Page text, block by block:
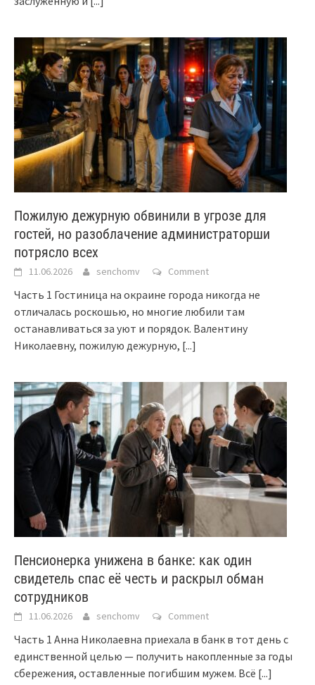
Пожилую дежурную обвинили в угрозе для
гостей, но разоблачение администраторши
потрясло всех
11.06.2026 senchomv Comment
Часть 1 Гостиница на окраине города никогда не
отличалась роскошью, но многие любили там
останавливаться за уют и порядок. Валентину
Николаевну, пожилую дежурную, [...]
Пенсионерка унижена в банке: как один
свидетель спас её честь и раскрыл обман
сотрудников
11.06.2026 senchomv Comment
Часть 1 Анна Николаевна приехала в банк в тот день с
единственной целью — получить накопленные за годы
сбережения, оставленные погибшим мужем. Всё [...]